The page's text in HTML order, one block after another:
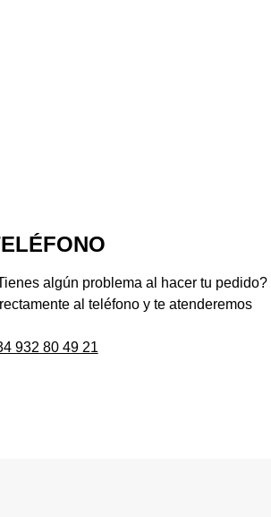
algún problema al hacer tu
al teléfono y te atenderemos
932 80 49 21